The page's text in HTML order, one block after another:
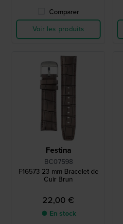
Comparer
Voir les produits
Festina
BC07598
F16573 23 mm Bracelet de
Cuir Brun
22,00 €
● En stock